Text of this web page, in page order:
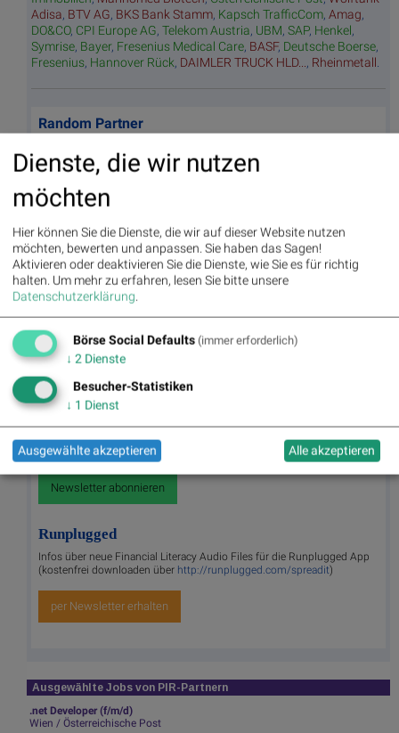
Adisa, BTV AG, BKS Bank Stamm, Kapsch TrafficCom, Amag,
DO&CO, CPI Europe AG, Telekom Austria, UBM, SAP, Henkel,
Symrise, Bayer, Fresenius Medical Care, BASF, Deutsche Boerse,
Fresenius, Hannover Rück, DAIMLER TRUCK HLD... , Rheinmetall
Random Partner
Baader Bank
Baader Bank Geschäftsmodells sind Market Making und
Investment Banking. Als Spezialist an den
Börsenplätzen Deutschland, Österreich und der Schweiz
handelt die Baader Bank über 800.000
Finanzinstrumente.
social.com/partner
Useletter
Die Useletter "Morning Xpresso" und "Evening Xtrakt" heben sich
deutlich von den gängigen Newslettern ab. Beispiele ansehen bzw.
kostenfrei anmelden. Wichtige Börse-Infos garantiert.
Newsletter abonnieren
Runplugged
Infos über neue Financial Literacy Audio Files für die Runplugged App
(kostenfrei downloaden über http://runplugged.com/spreadit)
per Newsletter erhalten
Ausgewählte Jobs von PIR-Partnern
.net Developer (f/m/d)
Wien / Österreichische Post
Dienste, die wir nutzen
möchten
Hier können Sie die Dienste, die wir auf dieser Website nutzen
möchten, bewerten und anpassen. Sie haben das Sagen!
Aktivieren oder deaktivieren Sie die Dienste, wie Sie es für richtig
halten. Um mehr zu erfahren, lesen Sie bitte unsere
Datenschutzerklärung.
Börse Social Defaults (immer erforderlich)
↓ 2 Dienste
Besucher-Statistiken
↓ 1 Dienst
Ausgewählte akzeptieren Alle akzeptieren